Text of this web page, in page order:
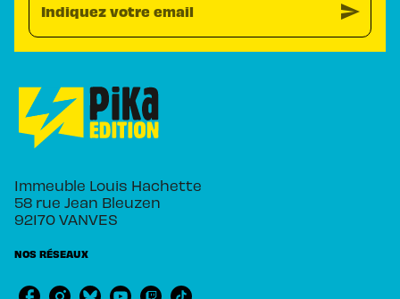
Indiquez votre email send
Immeuble Louis Hachette
58 rue Jean Bleuzen
92170 VANVES
NOS RÉSEAUX